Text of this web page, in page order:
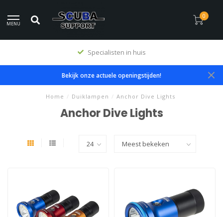
MENU
0
Specialisten in huis
Bekijk onze actuele openingstijden!
Home / Duiklampen / Anchor Dive Lights
Anchor Dive Lights